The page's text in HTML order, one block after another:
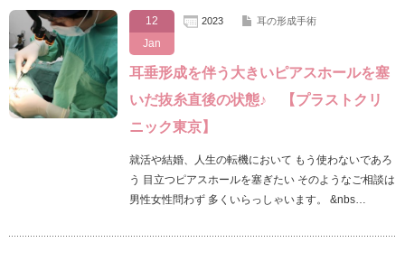
12
Jan
2023 耳の形成手術
耳垂形成を伴う大きいピアスホールを塞
いだ抜糸直後の状態♪ 【プラストクリ
ニック東京】
就活や結婚、人生の転機において もう使わないであろ
う 目立つピアスホールを塞ぎたい そのようなご相談は
男性女性問わず 多くいらっしゃいます。 &nbs…